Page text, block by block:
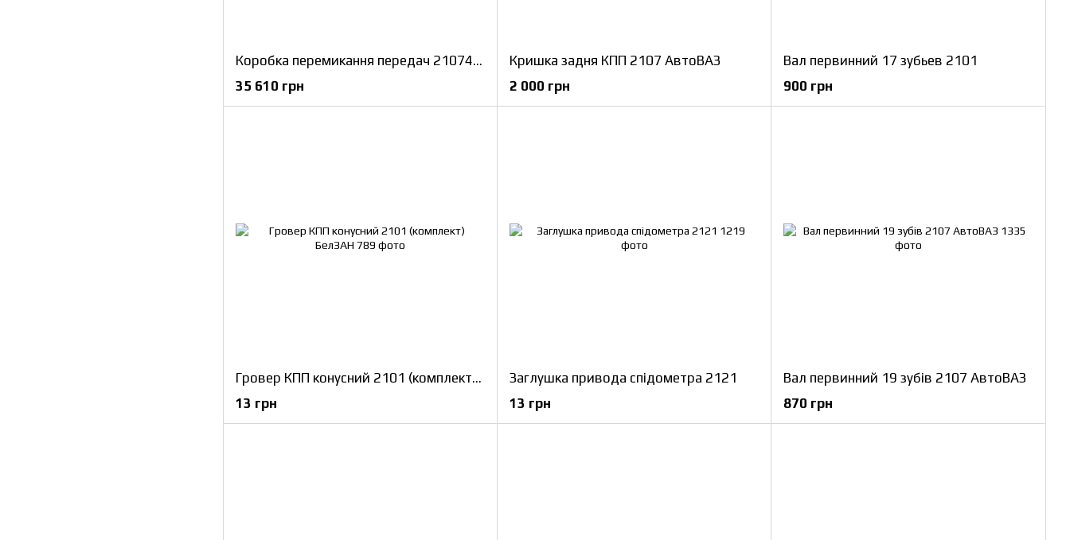
Коробка перемикання передач 21074 АвтоВАЗ
35 610 грн
Кришка задня КПП 2107 АвтоВАЗ
2 000 грн
Вал первинний 17 зубьев 2101
900 грн
Гровер КПП конусний 2101 (комплект) БелЗАН
13 грн
Заглушка привода спідометра 2121
13 грн
Вал первинний 19 зубів 2107 АвтоВАЗ
870 грн